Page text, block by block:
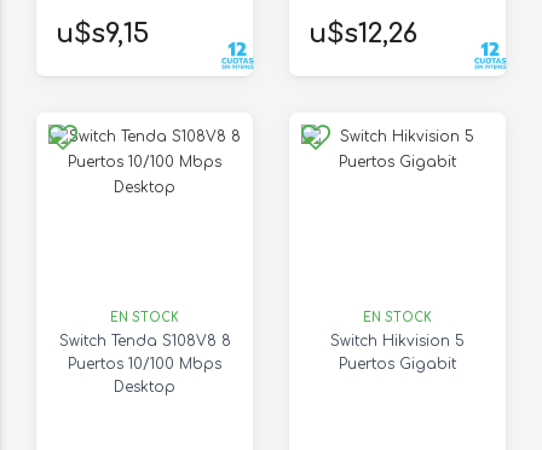
u$s9,15 u$s12,26
EN STOCK
Switch Tenda S108V8 8
Puertos 10/100 Mbps
Desktop
EN STOCK
Switch Hikvision 5
Puertos Gigabit